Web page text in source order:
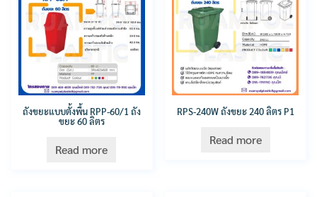
ถังขยะแบบตั้งพื้น RPP-60/1 ถัง
ขยะ 60 ลิตร
Read more
RPS-240W ถังขยะ 240 ลิตร P1
Read more